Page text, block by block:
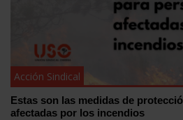
Acción Sindical
Estas son las medidas de
afectadas por los incendios